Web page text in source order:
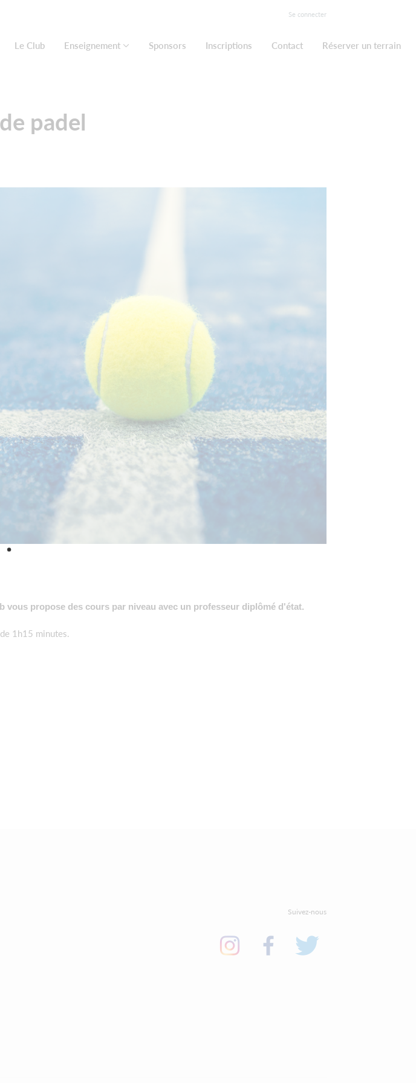
Se connecter
Le Club Enseignement Sponsors Inscriptions Contact Réserver un terrain
padel
propose des cours par niveau avec un professeur diplômé d'état.
1h15 minutes.
Suivez-nous